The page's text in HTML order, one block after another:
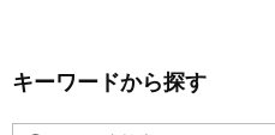
キーワードから探す